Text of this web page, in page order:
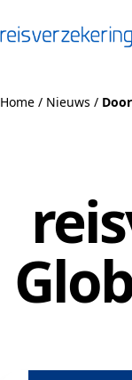
Home / Nieuws /